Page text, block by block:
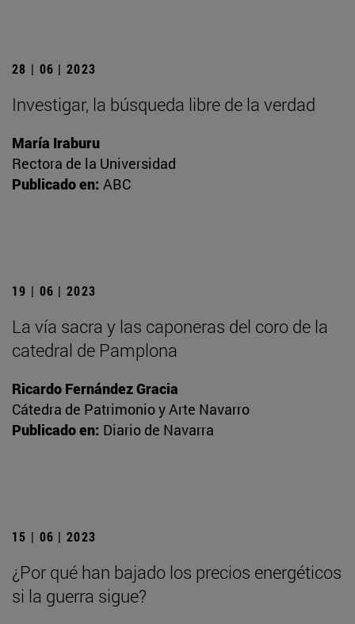
28 | 06 | 2023
Investigar, la búsqueda libre de la verdad
María Iraburu
Rectora de la Universidad
Publicado en: ABC
19 | 06 | 2023
La vía sacra y las caponeras del coro de la
catedral de Pamplona
Ricardo Fernández Gracia
Cátedra de Patrimonio y Arte Navarro
Publicado en: Diario de Navarra
15 | 06 | 2023
¿Por qué han bajado los precios energéticos
si la guerra sigue?